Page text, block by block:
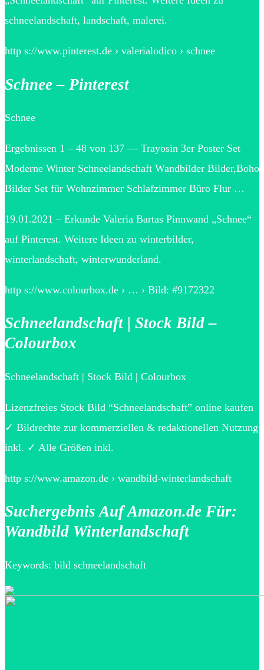
schneelandschaft, landschaft, malerei.
http s://www.pinterest.de › valerialodico › schnee
Schnee – Pinterest
Schnee
Ergebnissen 1 – 48 von 137 — Trayosin 3er Poster Set
Moderne Winter Schneelandschaft Wandbilder Bilder,Boho
Bilder Set für Wohnzimmer Schlafzimmer Büro Flur …
19.01.2021 – Erkunde Valeria Bartas Pinnwand „Schnee“
auf Pinterest. Weitere Ideen zu winterbilder,
winterlandschaft, winterwunderland.
http s://www.colourbox.de › … › Bild: #9172322
Schneelandschaft | Stock Bild –
Colourbox
Schneelandschaft | Stock Bild | Colourbox
Lizenzfreies Stock Bild “Schneelandschaft” online kaufen
✓ Bildrechte zur kommerziellen & redaktionellen Nutzung
inkl. ✓ Alle Größen inkl.
http s://www.amazon.de › wandbild-winterlandschaft
Suchergebnis Auf Amazon.de Für:
Wandbild Winterlandschaft
Keywords: bild schneelandschaft